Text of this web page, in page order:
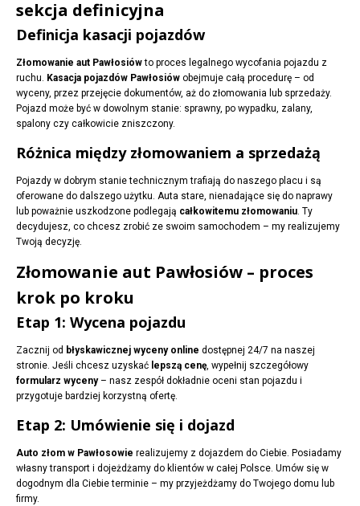
sekcja definicyjna
Definicja kasacji pojazdów
Złomowanie aut Pawłosiówto proces legalnego wycofania pojazdu z
ruchu. Kasacja pojazdów Pawłosiów obejmuje całą procedurę – od
wyceny, przez przejęcie dokumentów, aż do złomowania lub sprzedaży.
Pojazd może być w dowolnym stanie: sprawny, po wypadku, zalany,
spalony czy całkowicie zniszczony.
Różnica między złomowaniem a sprzedażą
Pojazdy w dobrym stanie technicznym trafiają do naszego placu i są
oferowane do dalszego użytku. Auta stare, nienadające się do naprawy
lub poważnie uszkodzone podlegają całkowitemu złomowaniu. Ty
decydujesz, co chcesz zrobić ze swoim samochodem – my realizujemy
Twoją decyzję.
Złomowanie aut Pawłosiów – proces
krok po kroku
Etap 1: Wycena pojazdu
Zacznij od błyskawicznej wyceny online dostępnej 24/7 na naszej
stronie. Jeśli chcesz uzyskać lepszą cenę, wypełnij szczegółowy
formularz wyceny– nasz zespół dokładnie oceni stan pojazdu i
przygotuje bardziej korzystną ofertę.
Etap 2: Umówienie się i dojazd
Auto złom w Pawłosowie realizujemy z dojazdem do Ciebie. Posiadamy
własny transport i dojeżdżamy do klientów w całej Polsce. Umów się w
dogodnym dla Ciebie terminie – my przyjeżdżamy do Twojego domu lub
firmy.